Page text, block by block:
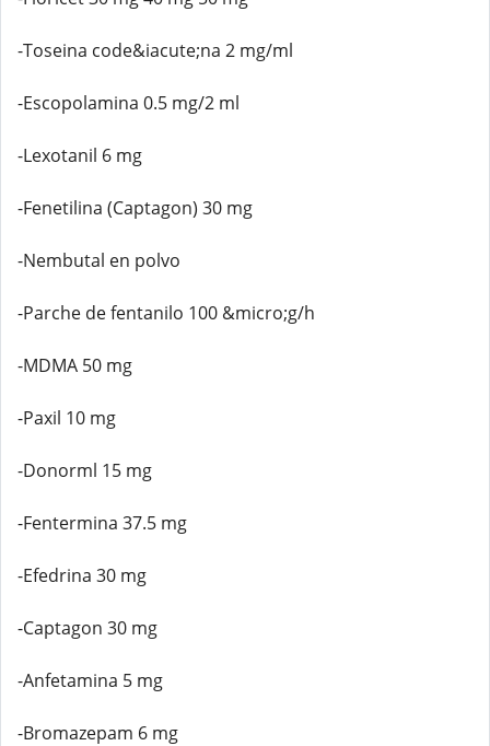
-Toseina code&iacute;na 2 mg/ml
-Escopolamina 0.5 mg/2 ml
-Lexotanil 6 mg
-Fenetilina (Captagon) 30 mg
-Nembutal en polvo
-Parche de fentanilo 100 &micro;g/h
-MDMA 50 mg
-Paxil 10 mg
-Donorml 15 mg
-Fentermina 37.5 mg
-Efedrina 30 mg
-Captagon 30 mg
-Anfetamina 5 mg
-Bromazepam 6 mg